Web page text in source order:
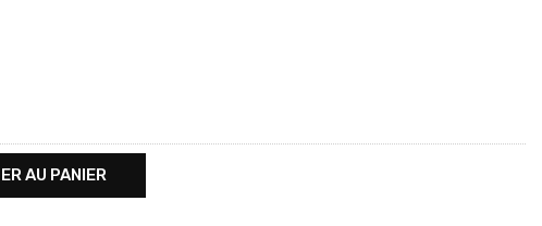
AU PANIER